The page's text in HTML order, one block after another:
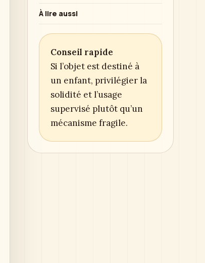
À lire aussi
Conseil rapide
Si l’objet est destiné à
un enfant, privilégier la
solidité et l’usage
supervisé plutôt qu’un
mécanisme fragile.